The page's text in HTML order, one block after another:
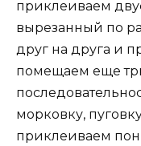
приклеиваем
вырезанный по
друг на друга и
помещаем еще
морковку,
приклеиваем